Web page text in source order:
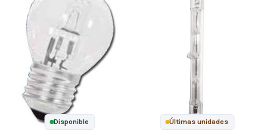
Disponible Últimas unidades